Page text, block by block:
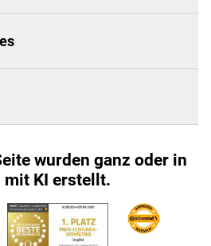
wurden ganz oder in
mit KI erstellt.